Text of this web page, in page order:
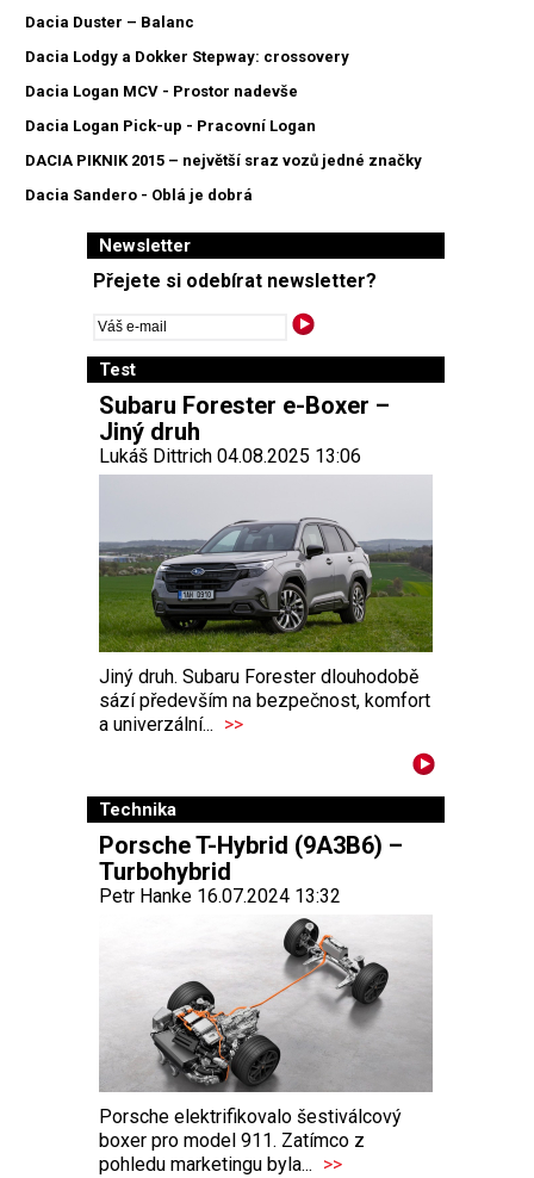
Dacia Duster – Balanc
Dacia Lodgy a Dokker Stepway: crossovery
Dacia Logan MCV - Prostor nadevše
Dacia Logan Pick-up - Pracovní Logan
DACIA PIKNIK 2015 – největší sraz vozů jedné značky
Dacia Sandero - Oblá je dobrá
Newsletter
Přejete si odebírat newsletter?
Test
Subaru Forester e-Boxer –
Jiný druh
Lukáš Dittrich 04.08.2025 13:06
Jiný druh. Subaru Forester dlouhodobě
sází především na bezpečnost, komfort
a univerzální... >>
Technika
Porsche T-Hybrid (9A3B6) –
Turbohybrid
Petr Hanke 16.07.2024 13:32
Porsche elektrifikovalo šestiválcový
boxer pro model 911. Zatímco z
pohledu marketingu byla... >>